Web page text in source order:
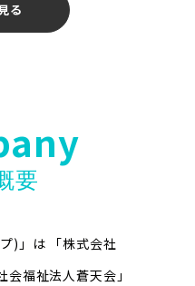
る
要
)」は 「株式会社
福祉法人蒼天会」